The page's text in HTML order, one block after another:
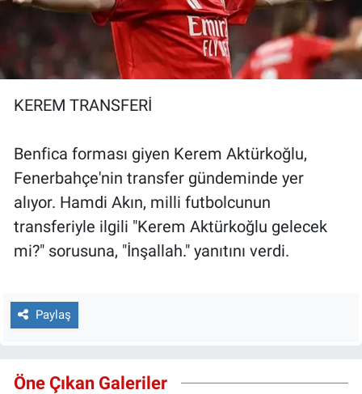
KEREM TRANSFERİ
Benfica forması giyen Kerem Aktürkoğlu,
Fenerbahçe'nin transfer gündeminde yer
alıyor. Hamdi Akın, milli futbolcunun
transferiyle ilgili "Kerem Aktürkoğlu gelecek
mi?" sorusuna, "İnşallah." yanıtını verdi.
Paylaş
Öne Çıkan Galeriler